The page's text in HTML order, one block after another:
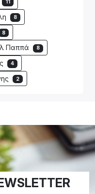
11
8
8
Παππά 8
4
2